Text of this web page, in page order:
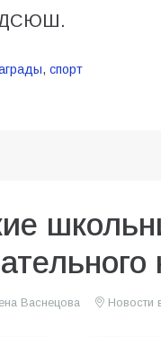
ДСЮШ.
, спорт
Васнецова Новости